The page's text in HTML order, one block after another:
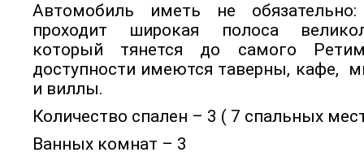
Автомобиль иметь не
проходит широкая полоса
который тянется до самого
доступности имеются таверны, кафе,
и виллы.
Количество спален – 3 ( 7 спальных
Ванных комнат – 3